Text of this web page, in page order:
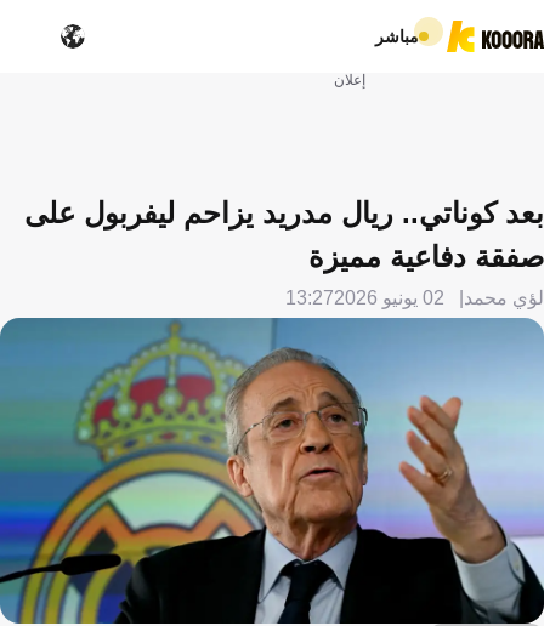
مباشر
إعلان
بعد كوناتي.. ريال مدريد يزاحم ليفربول على
صفقة دفاعية مميزة
لؤي محمد 02 يونيو 2026 13:27